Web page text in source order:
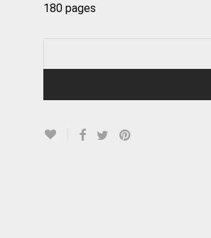
180 pages